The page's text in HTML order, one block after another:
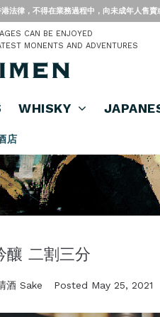
港法律，不得在業務過程中，向未成年人
CAN BE ENJOYED
MONENTS AND ADVENTURES
WHISKY
店
釀 二割三分
酒 Sake Posted May 25, 2021